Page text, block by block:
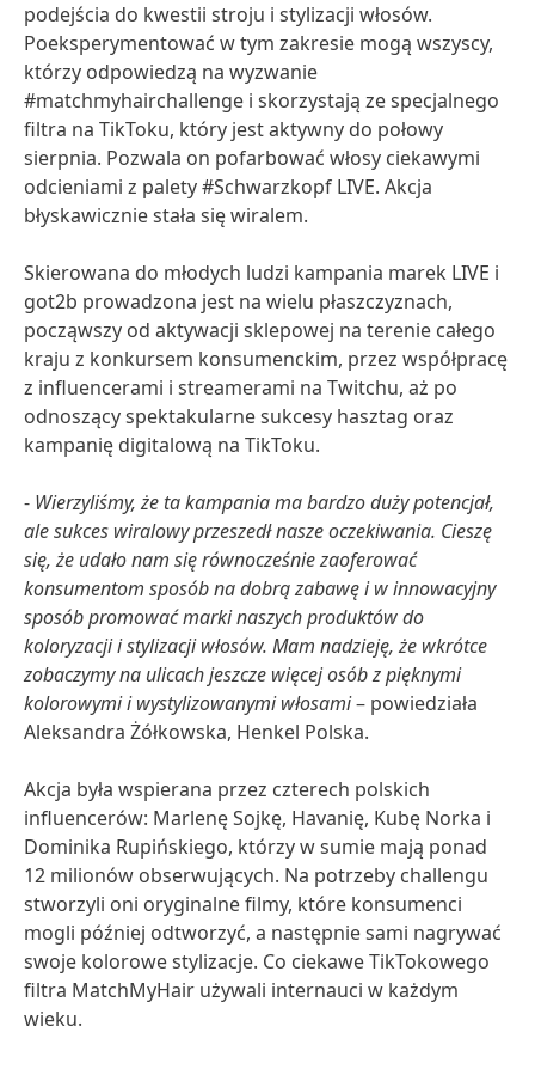
podejścia do kwestii stroju i stylizacji włosów.
Poeksperymentować w tym zakresie mogą wszyscy,
którzy odpowiedzą na wyzwanie
#matchmyhairchallenge i skorzystają ze specjalnego
filtra na TikToku, który jest aktywny do połowy
sierpnia. Pozwala on pofarbować włosy ciekawymi
odcieniami z palety #Schwarzkopf LIVE. Akcja
błyskawicznie stała się wiralem.
Skierowana do młodych ludzi kampania marek LIVE i
got2b prowadzona jest na wielu płaszczyznach,
począwszy od aktywacji sklepowej na terenie całego
kraju z konkursem konsumenckim, przez współpracę
z influencerami i streamerami na Twitchu, aż po
odnoszący spektakularne sukcesy hasztag oraz
kampanię digitalową na TikToku.
- Wierzyliśmy, że ta kampania ma bardzo duży potencjał,
ale sukces wiralowy przeszedł nasze oczekiwania. Cieszę
się, że udało nam się równocześnie zaoferować
konsumentom sposób na dobrą zabawę i w innowacyjny
sposób promować marki naszych produktów do
koloryzacji i stylizacji włosów. Mam nadzieję, że wkrótce
zobaczymy na ulicach jeszcze więcej osób z pięknymi
kolorowymi i wystylizowanymi włosami– powiedziała
Aleksandra Żółkowska, Henkel Polska.
Akcja była wspierana przez czterech polskich
influencerów: Marlenę Sojkę, Havanię, Kubę Norka i
Dominika Rupińskiego, którzy w sumie mają ponad
12 milionów obserwujących. Na potrzeby challengu
stworzyli oni oryginalne filmy, które konsumenci
mogli później odtworzyć, a następnie sami nagrywać
swoje kolorowe stylizacje. Co ciekawe TikTokowego
filtra MatchMyHair używali internauci w każdym
wieku.